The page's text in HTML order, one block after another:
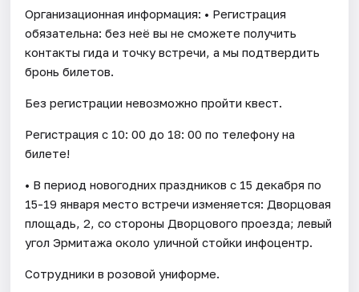
Организационная информация: • Регистрация
обязательна: без неё вы не сможете получить
контакты гида и точку встречи, а мы подтвердить
бронь билетов.
Без регистрации невозможно пройти квест.
Регистрация с 10: 00 до 18: 00 по телефону на
билете!
• В период новогодних праздников с 15 декабря по
15-19 января место встречи изменяется: Дворцовая
площадь, 2, со стороны Дворцового проезда; левый
угол Эрмитажа около уличной стойки инфоцентр.
Сотрудники в розовой униформе.